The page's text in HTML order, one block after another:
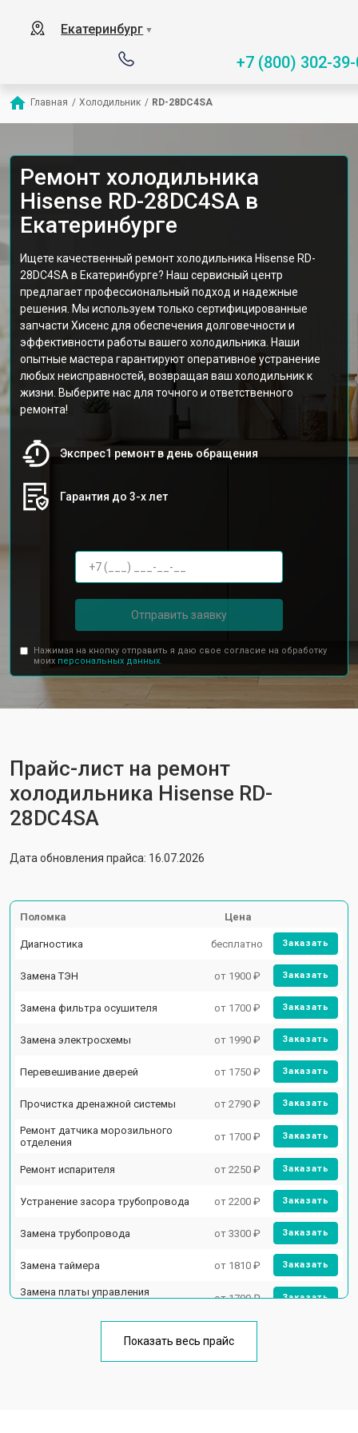
Екатеринбург ▼
+7 (800) 302-
Главная / Холодильник / RD-28DC4SA
Ремонт холодильника
Hisense RD-28DC4SA в
Екатеринбурге
Ищете качественный ремонт холодильника Hisense RD-
28DC4SA в Екатеринбурге? Наш сервисный центр
предлагает профессиональный подход и надежные
решения. Мы используем только сертифицированные
запчасти Хисенс для обеспечения долговечности и
эффективности работы вашего холодильника. Наши
опытные мастера гарантируют оперативное устранение
любых неисправностей, возвращая ваш холодильник к
жизни. Выберите нас для точного и ответственного
ремонта!
Экспрес1 ремонт в день обращения
Гарантия до 3-х лет
Отправить заявку
Нажимая на кнопку отправить я даю свое согласие на обработку
моих персональных данных.
Прайс-лист на ремонт
холодильника Hisense RD-
28DC4SA
Дата обновления прайса: 16.07.2026
Поломка Цена
Диагностика бесплатно Заказать
Замена ТЭН от 1900 ₽ Заказать
Замена фильтра осушителя от 1700 ₽ Заказать
Замена электросхемы от 1990 ₽ Заказать
Перевешивание дверей от 1750 ₽ Заказать
Прочистка дренажной системы от 2790 ₽ Заказать
Ремонт датчика морозильного
отделения
от 1700 ₽ Заказать
Ремонт испарителя от 2250 ₽ Заказать
Устранение засора трубопровода от 2200 ₽ Заказать
Замена трубопровода от 3300 ₽ Заказать
Замена таймера от 1810 ₽ Заказать
Замена платы управления
от 1700 ₽ Заказать
Ремонт/замена датчика
Замена термостата от 1700 ₽
Показать весь прайс